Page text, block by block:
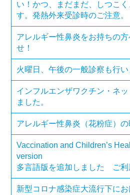
い！かつ、まだまだ、しつこ
す。発熱外来受診時のご注意。
アレルギー性鼻炎をお持ちの
せ！
火曜日、午後の一般診察も行い
インフルエンザワクチン・ネ
ました。
アレルギー性鼻炎（花粉症）
Vaccination and Children’s
version
多言語版を追加しました ご利
新型コロナ感染症大流行下に